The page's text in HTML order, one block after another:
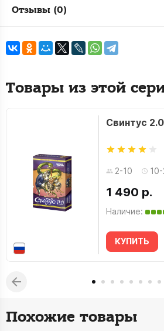
Отзывы (0)
Товары из этой
Свинтус
2-10
1 490 р.
Наличие:
КУПИТЬ
Похожие товары